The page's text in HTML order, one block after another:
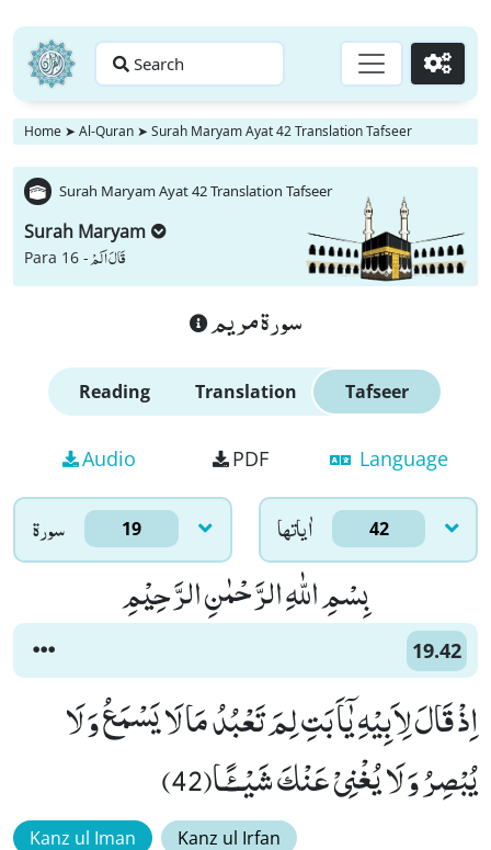
Search Go
Home ➤ Al-Quran ➤ Surah Maryam Ayat 42 Translation Tafseer
Surah Maryam Ayat 42 Translation Tafseer
Surah Maryam
Para 16 -قَالَ اَلَمْ
سورة مريم
Reading Translation Tafseer
Audio PDF Language
سورۃ 19 اٰياتها 42
بِسْمِ اللّٰهِ الرَّحْمٰنِ الرَّحِیْمِ
19.42
اِذْ قَالَ لِاَبِیْهِ یٰۤاَبَتِ لِمَ تَعْبُدُ مَا لَا یَسْمَعُ وَ لَا
یُبْصِرُ وَ لَا یُغْنِیْ عَنْكَ شَیْــٴًـا(42)
Kanz ul Iman Kanz ul Irfan